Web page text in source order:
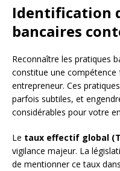
Identification
bancaires
Reconnaître les pratiques
constitue une
entrepreneur. Ces
parfois subtiles, et
considérables pour votre
Le taux effectif global
vigilance majeur. La
de mentionner ce taux